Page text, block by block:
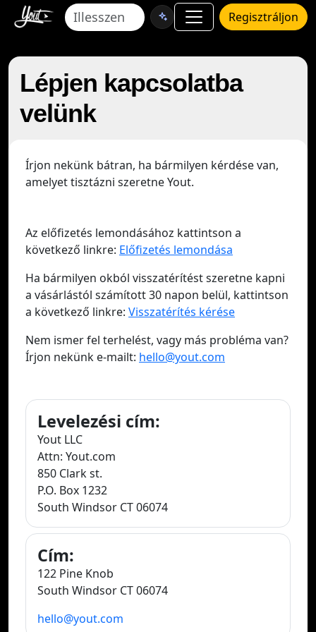
Regisztráljon
Lépjen kapcsolatba
velünk
Írjon nekünk bátran, ha bármilyen kérdése van,
amelyet tisztázni szeretne Yout.
Az előfizetés lemondásához kattintson a
következő linkre: Előfizetés lemondása
Ha bármilyen okból visszatérítést szeretne kapni
a vásárlástól számított 30 napon belül, kattintson
a következő linkre: Visszatérítés kérése
Nem ismer fel terhelést, vagy más probléma van?
Írjon nekünk e-mailt: hello@yout.com
Levelezési cím:
Yout LLC
Attn: Yout.com
850 Clark st.
P.O. Box 1232
South Windsor CT 06074
Cím:
122 Pine Knob
South Windsor CT 06074
hello@yout.com